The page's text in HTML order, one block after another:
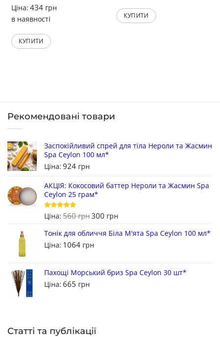
Ціна: 434 грн
в наявності
КУПИТИ
КУПИТИ
Рекомендовані товари
Заспокійливий спрей для тіла Нероли та Жасмин
Spa Ceylon 100 мл*
Ціна: 924 грн
АКЦІЯ: Кокосовий баттер Нероли та Жасмин Spa
Ceylon 25 грам*
Оцінено в
5з 5
Ціна: 560грн300 грн
Тонік для обличчя Біла М'ята Spa Ceylon 100 мл*
Ціна: 1064 грн
Пахощі Морський бриз Spa Ceylon 30 шт*
Ціна: 665 грн
Статті та публікації